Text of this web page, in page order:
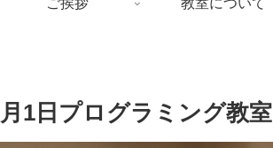
ご挨拶 教室について
月1日プログラミング教室